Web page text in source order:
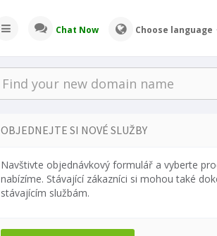
Chat Now Choose language
OBJEDNEJTE SI NOVÉ SLUŽBY
Navštivte objednávkový formulář a vyberte
nabízíme. Stávající zákazníci si mohou také
stávajícím službám.